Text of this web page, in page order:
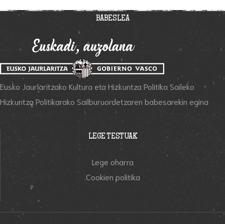
BABESLEA
Eusko Jaurlaritzako Kultura eta Hizkuntza Politika Saileko
Hizkuntza Politikarako Sailburuordetzaren babesarekin egina
LEGE TESTUAK
Lege oharra
Cookien politika